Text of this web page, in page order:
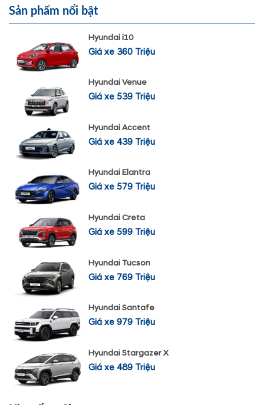
Sản phẩm nổi bật
Hyundai i10
Giá xe 360 Triệu
Hyundai Venue
Giá xe 539 Triệu
Hyundai Accent
Giá xe 439 Triệu
Hyundai Elantra
Giá xe 579 Triệu
Hyundai Creta
Giá xe 599 Triệu
Hyundai Tucson
Giá xe 769 Triệu
Hyundai Santafe
Giá xe 979 Triệu
Hyundai Stargazer X
Giá xe 489 Triệu